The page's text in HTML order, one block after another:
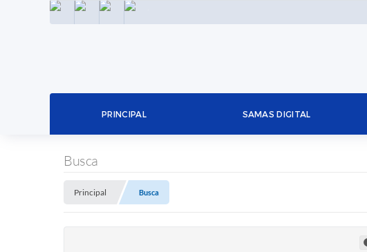
INSTAGRAMFACEBOOKLINKEDIN
PRINCIPAL SAMAS DIGITAL
Busca
Principal Busca